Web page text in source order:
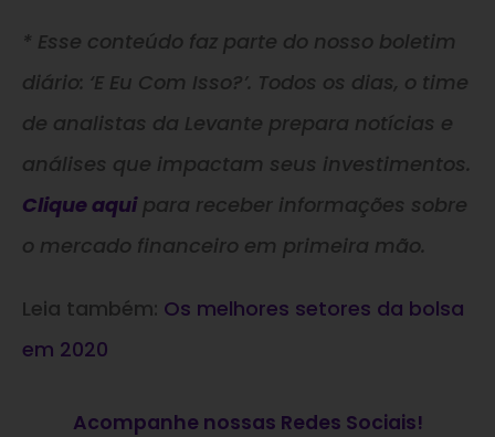
* Esse conteúdo faz parte do nosso boletim
diário: ‘E Eu Com Isso?’. Todos os dias, o time
de analistas da Levante prepara notícias e
análises que impactam seus investimentos.
Clique aqui para receber informações sobre
o mercado financeiro em primeira mão.
Leia também: Os melhores setores da bolsa
em 2020
Acompanhe nossas Redes Sociais!